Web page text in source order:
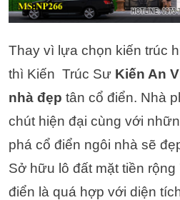
Thay vì lựa chọn kiến trúc
thì Kiến Trúc Sư Kiến An
nhà đẹp tân cổ điển. Nhà
chút hiện đại cùng với
phá cổ điển ngôi nhà sẽ
Sở hữu lô đất mặt tiền
điển là quá hợp với diện